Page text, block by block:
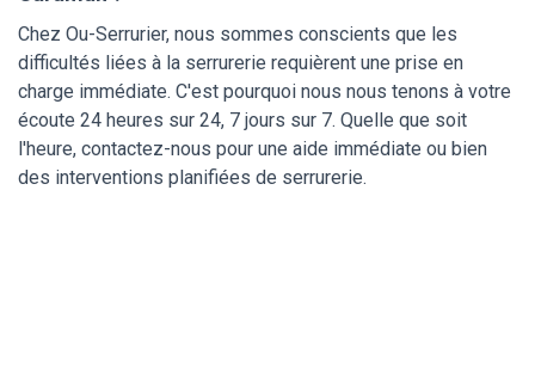
Chez Ou-Serrurier, nous sommes conscients que les
difficultés liées à la serrurerie requièrent une prise en
charge immédiate. C'est pourquoi nous nous tenons à votre
écoute 24 heures sur 24, 7 jours sur 7. Quelle que soit
l'heure, contactez-nous pour une aide immédiate ou bien
des interventions planifiées de serrurerie.